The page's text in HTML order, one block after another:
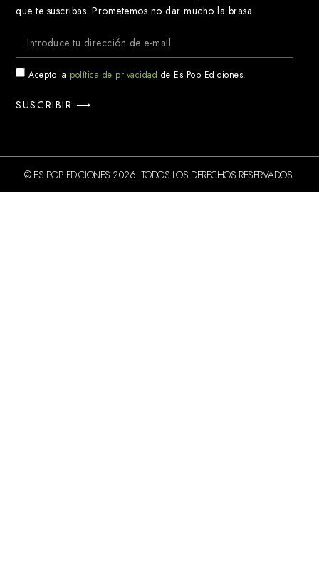
que te suscribas. Prometemos no dar mucho la brasa.
Acepto la política de privacidad de Es Pop Ediciones.
SUSCRIBIR ⟶
© ES POP EDICIONES 2026. TODOS LOS DERECHOS RESERVADOS.